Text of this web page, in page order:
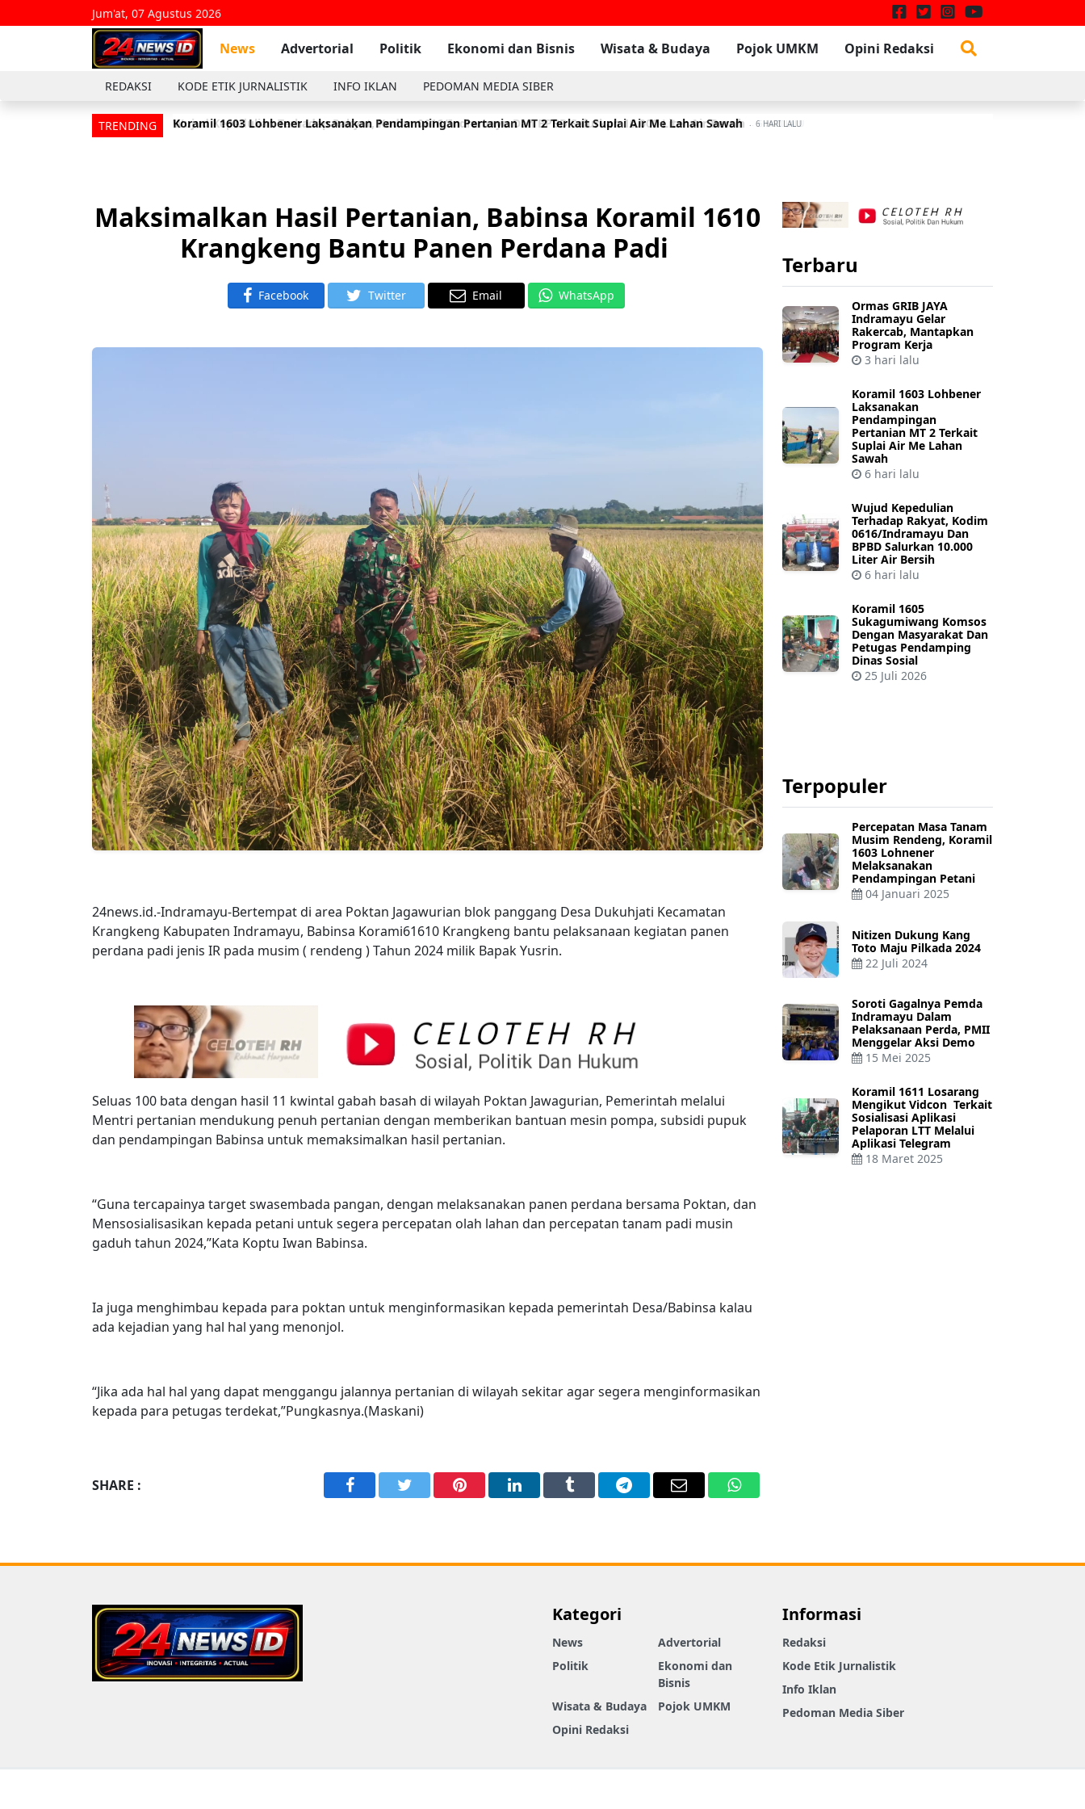
Jum'at, 07 Agustus 2026
News Advertorial Politik Ekonomi dan Bisnis Wisata & Budaya Pojok UMKM Opini Redaksi
REDAKSI KODE ETIK JURNALISTIK INFO IKLAN PEDOMAN MEDIA SIBER
TRENDING Koramil 1603 Lohbener Laksanakan Pendampingan Pertanian MT 2 Terkait Suplai Air Me Lahan Sawah 6 HARI LALU
Wujud Kepedulian Terhadap Rakyat, Kodim 0616/Indramayu Dan BPBD Salurkan 10.000 Liter Air Bersih 6 HARI LALU
Maksimalkan Hasil Pertanian, Babinsa Koramil 1610
Krangkeng Bantu Panen Perdana Padi
Facebook Twitter Email WhatsApp
24news.id.-Indramayu-Bertempat di area Poktan Jagawurian blok panggang Desa Dukuhjati Kecamatan
Krangkeng Kabupaten Indramayu, Babinsa Korami61610 Krangkeng bantu pelaksanaan kegiatan panen
perdana padi jenis IR pada musim ( rendeng ) Tahun 2024 milik Bapak Yusrin.
Seluas 100 bata dengan hasil 11 kwintal gabah basah di wilayah Poktan Jawagurian, Pemerintah melalui
Mentri pertanian mendukung penuh pertanian dengan memberikan bantuan mesin pompa, subsidi pupuk
dan pendampingan Babinsa untuk memaksimalkan hasil pertanian.
“Guna tercapainya target swasembada pangan, dengan melaksanakan panen perdana bersama Poktan, dan
Mensosialisasikan kepada petani untuk segera percepatan olah lahan dan percepatan tanam padi musin
gaduh tahun 2024,”Kata Koptu Iwan Babinsa.
Ia juga menghimbau kepada para poktan untuk menginformasikan kepada pemerintah Desa/Babinsa kalau
ada kejadian yang hal hal yang menonjol.
“Jika ada hal hal yang dapat menggangu jalannya pertanian di wilayah sekitar agar segera menginformasikan
kepada para petugas terdekat,”Pungkasnya.(Maskani)
SHARE :
FacebookTwitterPinterestLinkedInTumblrTelegramEmail WhatsApp
Terbaru
Ormas GRIB JAYA
Indramayu Gelar
Rakercab, Mantapkan
Program Kerja
3 hari lalu
Koramil 1603 Lohbener
Laksanakan
Pendampingan
Pertanian MT 2 Terkait
Suplai Air Me Lahan
Sawah
6 hari lalu
Wujud Kepedulian
Terhadap Rakyat, Kodim
0616/Indramayu Dan
BPBD Salurkan 10.000
Liter Air Bersih
6 hari lalu
Koramil 1605
Sukagumiwang Komsos
Dengan Masyarakat Dan
Petugas Pendamping
Dinas Sosial
25 Juli 2026
Terpopuler
Percepatan Masa Tanam
Musim Rendeng, Koramil
1603 Lohnener
Melaksanakan
Pendampingan Petani
04 Januari 2025
Nitizen Dukung Kang
Toto Maju Pilkada 2024
22 Juli 2024
Soroti Gagalnya Pemda
Indramayu Dalam
Pelaksanaan Perda, PMII
Menggelar Aksi Demo
15 Mei 2025
Koramil 1611 Losarang
Mengikut Vidcon Terkait
Sosialisasi Aplikasi
Pelaporan LTT Melalui
Aplikasi Telegram
18 Maret 2025
Kategori
News
Advertorial
Politik
Ekonomi dan
Bisnis
Wisata & Budaya
Pojok UMKM
Opini Redaksi
Informasi
Redaksi
Kode Etik Jurnalistik
Info Iklan
Pedoman Media Siber